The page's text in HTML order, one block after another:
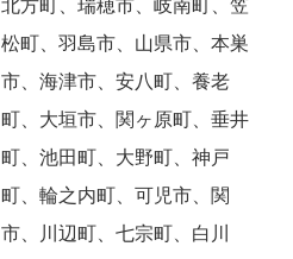
北方町、瑞穂市、岐南町、笠
松町、羽島市、山県市、本巣
市、海津市、安八町、養老
町、大垣市、関ヶ原町、垂井
町、池田町、大野町、神戸
町、輪之内町、可児市、関
市、川辺町、七宗町、白川